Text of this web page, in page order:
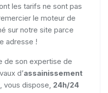
les tarifs ne sont pas
le moteur de
sur notre site parce
adresse !
de son expertise de
d’assainissement
, vous dispose, 24h/24